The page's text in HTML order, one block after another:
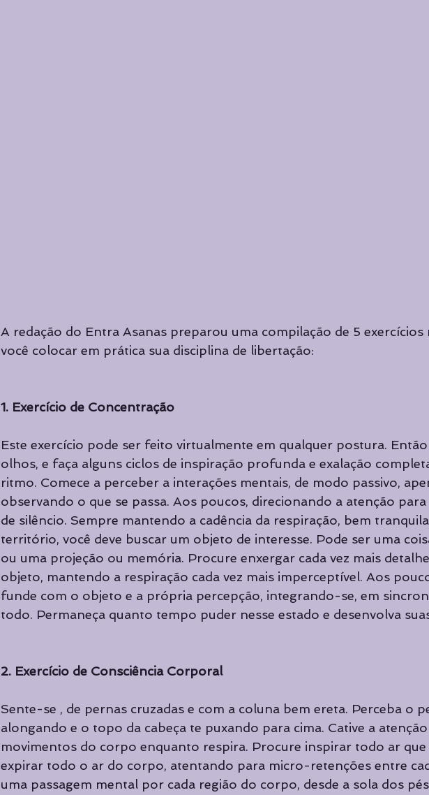
A redação do Entra Asanas preparou uma compilação de 5 exercícios
você colocar em prática sua disciplina de libertação:
1. Exercício de Concentração
Este exercício pode ser feito virtualmente em qualquer postura.
olhos, e faça alguns ciclos de inspiração profunda e exalação
ritmo. Comece a perceber a interações mentais, de modo passivo,
observando o que se passa. Aos poucos, direcionando a atenção
de silêncio. Sempre mantendo a cadência da respiração, bem
território, você deve buscar um objeto de interesse. Pode ser uma
ou uma projeção ou memória. Procure enxergar cada vez mais
objeto, mantendo a respiração cada vez mais imperceptível. Aos
funde com o objeto e a própria percepção, integrando-se, em
todo. Permaneça quanto tempo puder nesse estado e desenvolva
2. Exercício de Consciência Corporal
Sente-se , de pernas cruzadas e com a coluna bem ereta. Perceba o
alongando e o topo da cabeça te puxando para cima. Cative a
movimentos do corpo enquanto respira. Procure inspirar todo ar que
expirar todo o ar do corpo, atentando para micro-retenções entre
uma passagem mental por cada região do corpo, desde a sola dos